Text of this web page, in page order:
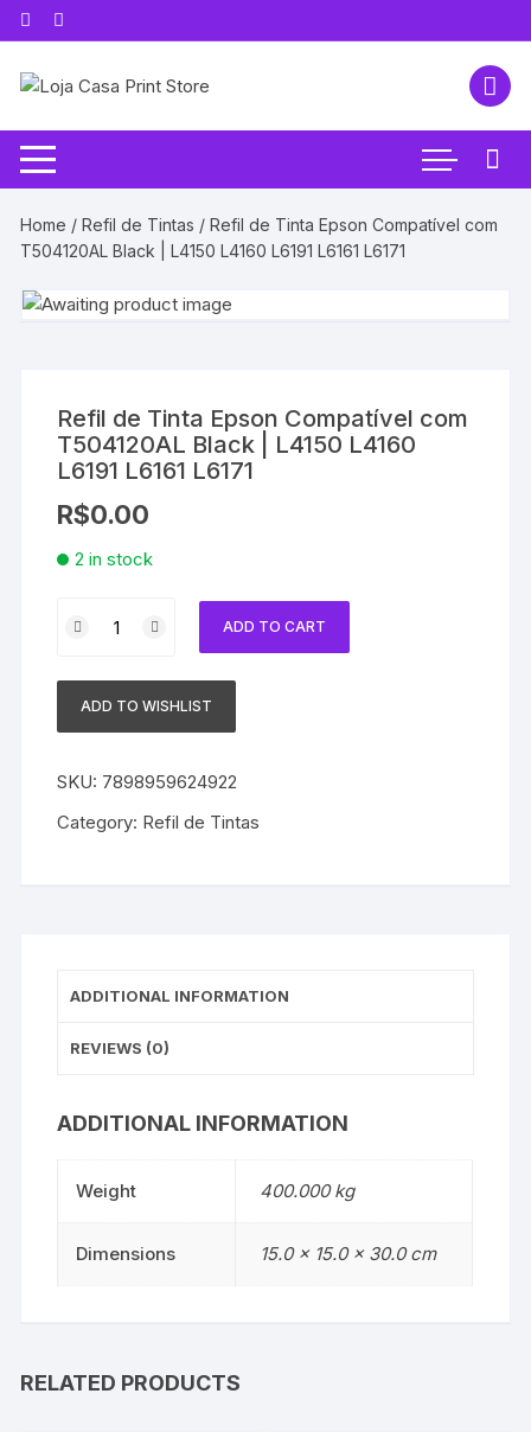
Pular
para
conteúdo
Home /Refil de Tintas / Refil de Tinta Epson Compatível com
T504120AL Black | L4150 L4160 L6191 L6161 L6171
Refil de Tinta Epson Compatível com
T504120AL Black | L4150 L4160
L6191 L6161 L6171
R$0.00
2 in stock
de
Epson
T504120AL
quantity
ADD TO CART
ADD TO WISHLIST
SKU: 7898959624922
Category: Refil de Tintas
ADDITIONAL INFORMATION
REVIEWS (0)
ADDITIONAL INFORMATION
Weight 400.000 kg
Dimensions 15.0 × 15.0 × 30.0 cm
RELATED PRODUCTS